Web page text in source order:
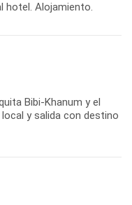
Bibi-Khanum y el
y salida con destino